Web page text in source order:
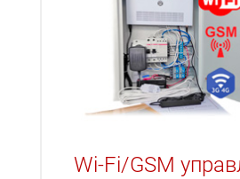
Wi-Fi/GSM